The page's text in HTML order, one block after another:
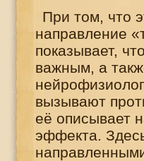
При том, что
направление
показывает,
важным, а
вызывают
её описывает
эффекта.